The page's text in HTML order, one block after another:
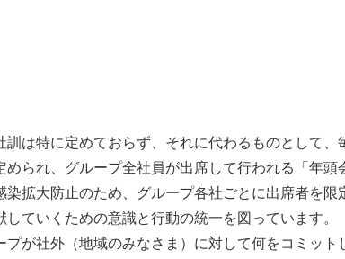
は特に定めておらず、それに代わるものとして、
められ、グループ全社員が出席して行われる「年
染拡大防止のため、グループ各社ごとに出席者を
ていくための意識と行動の統一を図っています。
が社外（地域のみなさま）に対して何をコミット